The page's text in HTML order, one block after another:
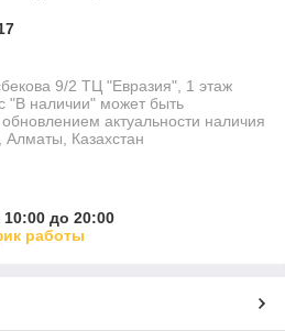
9/2 ТЦ "Евразия", 1 этаж
"В наличии" может быть
актуальности наличия
Казахстан
10:00 до 20:00
работы